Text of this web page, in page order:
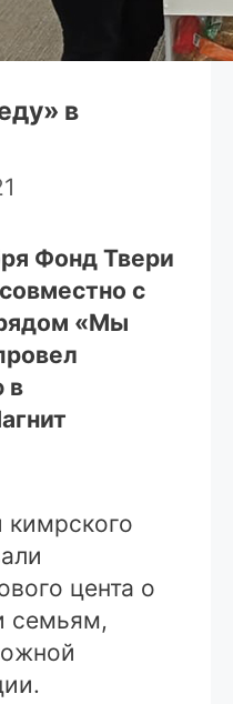
в
Фонд Твери
с
«Мы
в
цента о
семьям,